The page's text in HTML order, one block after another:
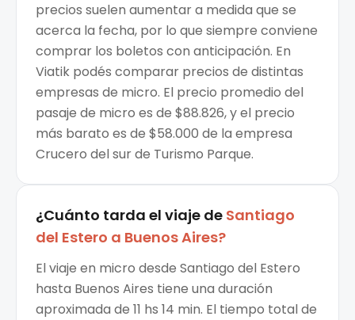
precios suelen aumentar a medida que se
acerca la fecha, por lo que siempre conviene
comprar los boletos con anticipación. En
Viatik podés comparar precios de distintas
empresas de micro. El precio promedio del
pasaje de micro es de $88.826, y el precio
más barato es de $58.000 de la empresa
Crucero del sur de Turismo Parque.
¿Cuánto tarda el viaje de Santiago
del Estero a Buenos Aires?
El viaje en micro desde Santiago del Estero
hasta Buenos Aires tiene una duración
aproximada de 11 hs 14 min. El tiempo total de